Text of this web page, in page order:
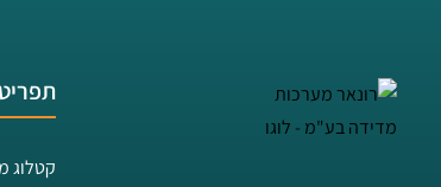
תפריט
קטלוג